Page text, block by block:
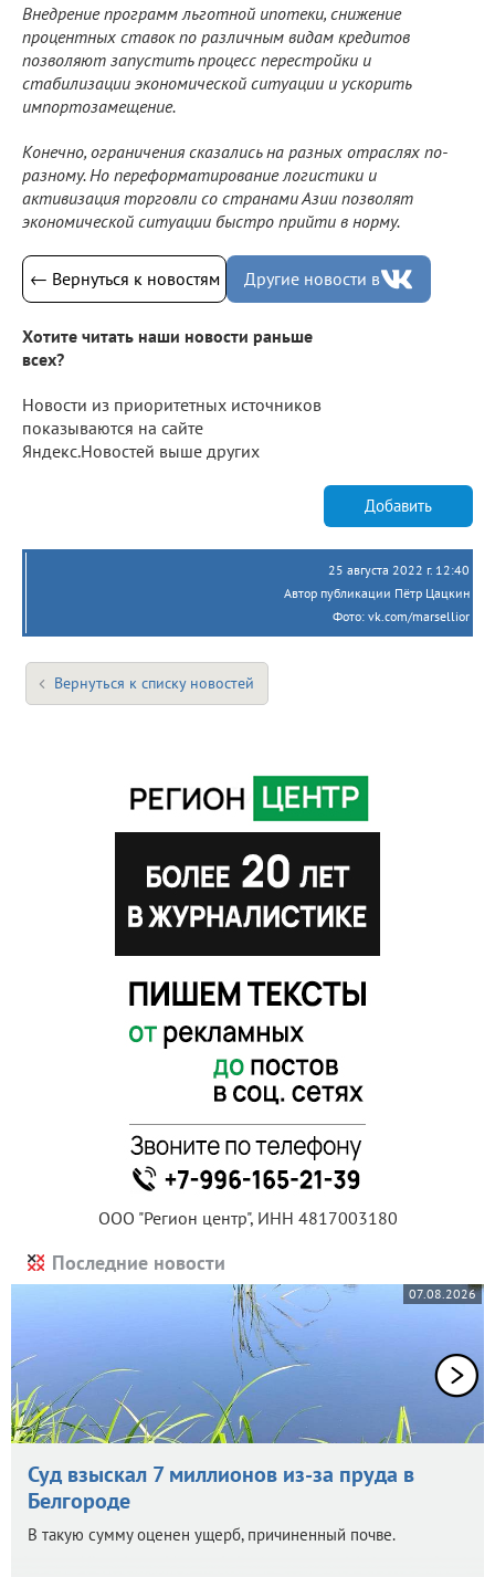
Внедрение программ льготной ипотеки, снижение
процентных ставок по различным видам кредитов
позволяют запустить процесс перестройки и
стабилизации экономической ситуации и ускорить
импортозамещение.
Конечно, ограничения сказались на разных отраслях по-
разному. Но переформатирование логистики и
активизация торговли со странами Азии позволят
экономической ситуации быстро прийти в норму.
← Вернуться к новостям Другие новости в
Хотите читать наши новости раньше
всех?
Новости из приоритетных источников
показываются на сайте
Яндекс.Новостей выше других
Добавить
25 августа 2022 г. 12:40
Автор публикации Пётр Цацкин
Фото: vk.com/marsellior
Вернуться к списку новостей
ООО "Регион центр", ИНН 4817003180
Последние новости
07.08.2026
Суд взыскал 7 миллионов из-за пруда в
Белгороде
В такую сумму оценен ущерб, причиненный почве.